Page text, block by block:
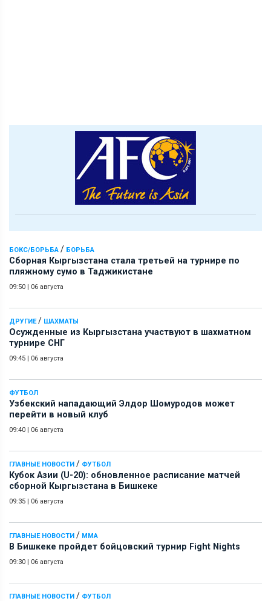
БОКС/БОРЬБА / БОРЬБА
Сборная Кыргызстана стала третьей на турнире по
пляжному сумо в Таджикистане
09:50 | 06 августа
ДРУГИЕ/ ШАХМАТЫ
Осужденные из Кыргызстана участвуют в шахматном
турнире СНГ
09:45 | 06 августа
ФУТБОЛ
Узбекский нападающий Элдор Шомуродов может
перейти в новый клуб
09:40 | 06 августа
ГЛАВНЫЕ НОВОСТИ / ФУТБОЛ
Кубок Азии (U-20): обновленное расписание матчей
сборной Кыргызстана в Бишкеке
09:35 | 06 августа
ГЛАВНЫЕ НОВОСТИ / ММА
В Бишкеке пройдет бойцовский турнир Fight Nights
09:30 | 06 августа
ГЛАВНЫЕ НОВОСТИ / ФУТБОЛ